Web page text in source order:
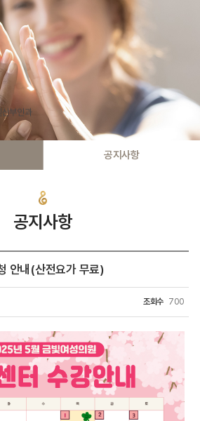
산부인과
공지사항
공지사항
안내(산전요가 무료)
조회수 700